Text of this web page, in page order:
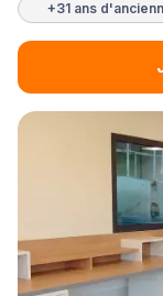
+31 ans